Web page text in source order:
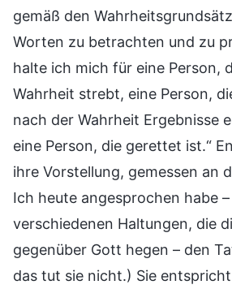
gemäß den
Worten zu betrachten und zu
halte ich mich für eine Person,
Wahrheit strebt, eine Person,
nach der Wahrheit Ergebnisse
eine Person, die gerettet ist.“
ihre Vorstellung, gemessen an
Ich heute angesprochen habe
verschiedenen Haltungen, die
gegenüber Gott hegen – den
das tut sie nicht.) Sie